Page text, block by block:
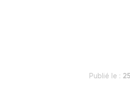
Publié le :